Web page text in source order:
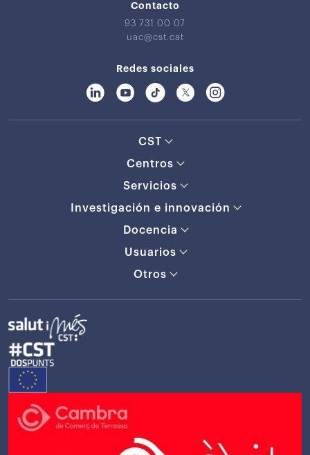
Contacto
93 731 00 07
uac@cst.cat
Redes sociales
CST
Centros
Servicios
Investigación e innovación
Docencia
Usuarios
Otros